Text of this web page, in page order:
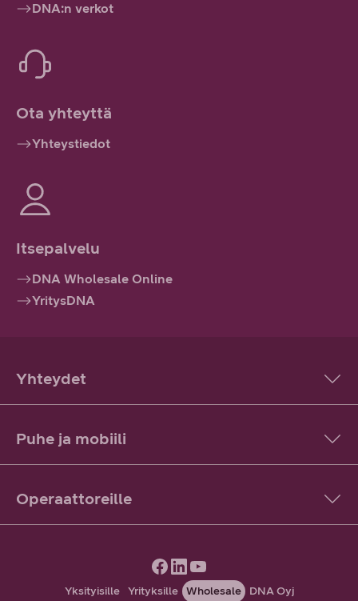
DNA:n verkot
Ota yhteyttä
Yhteystiedot
Itsepalvelu
DNA Wholesale Online
YritysDNA
Yhteydet
Puhe ja mobiili
Operaattoreille
Yksityisille Yrityksille Wholesale DNA Oyj